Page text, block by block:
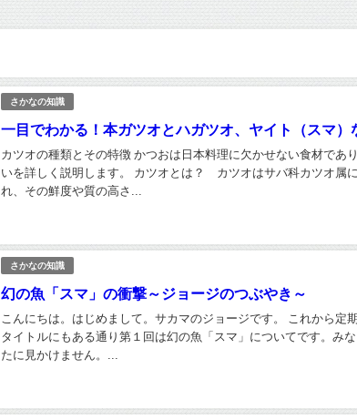
さかなの知識
一目でわかる！本ガツオとハガツオ、ヤイト（スマ
カツオの種類とその特徴 かつおは日本料理に欠かせない食材で
いを詳しく説明します。 カツオとは？ カツオはサバ科カツオ属
れ、その鮮度や質の高さ...
さかなの知識
幻の魚「スマ」の衝撃～ジョージのつぶやき～
こんにちは。はじめまして。サカマのジョージです。 これから定
タイトルにもある通り第１回は幻の魚「スマ」についてです。み
たに見かけません。...